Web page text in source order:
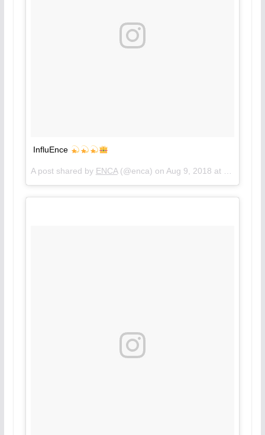
InfluEnce
A post shared by ENCA(@enca) on Aug 9, 2018 at 9:43am PDT